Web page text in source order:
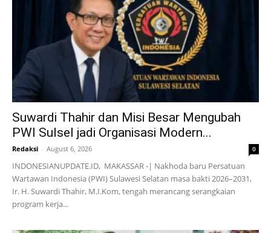
Suwardi Thahir dan Misi Besar Mengubah
PWI Sulsel jadi Organisasi Modern...
Redaksi - August 6, 2026 0
INDONESIANUPDATE.ID, MAKASSAR -| Nakhoda baru Persatuan
Wartawan Indonesia (PWI) Sulawesi Selatan masa bakti 2026–2031,
Ir. H. Suwardi Thahir, M.I.Kom, tengah merancang serangkaian
program kerja...